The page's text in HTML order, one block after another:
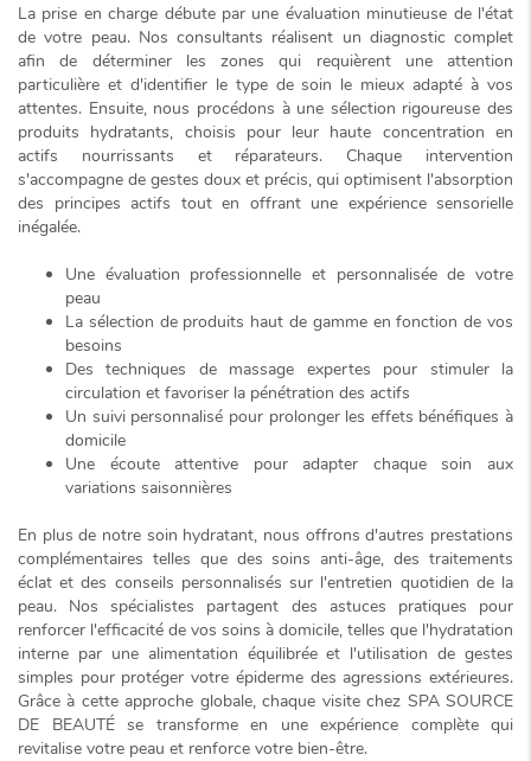
La prise en charge débute par une évaluation minutieuse de l'état
de votre peau. Nos consultants réalisent un diagnostic complet
afin de déterminer les zones qui requièrent une attention
particulière et d'identifier le type de soin le mieux adapté à vos
attentes. Ensuite, nous procédons à une sélection rigoureuse des
produits hydratants, choisis pour leur haute concentration en
actifs nourrissants et réparateurs. Chaque intervention
s'accompagne de gestes doux et précis, qui optimisent l'absorption
des principes actifs tout en offrant une expérience sensorielle
inégalée.
Une évaluation professionnelle et personnalisée de votre
peau
La sélection de produits haut de gamme en fonction de vos
besoins
Des techniques de massage expertes pour stimuler la
circulation et favoriser la pénétration des actifs
Un suivi personnalisé pour prolonger les effets bénéfiques à
domicile
Une écoute attentive pour adapter chaque soin aux
variations saisonnières
En plus de notre soin hydratant, nous offrons d'autres prestations
complémentaires telles que des soins anti-âge, des traitements
éclat et des conseils personnalisés sur l'entretien quotidien de la
peau. Nos spécialistes partagent des astuces pratiques pour
renforcer l'efficacité de vos soins à domicile, telles que l'hydratation
interne par une alimentation équilibrée et l'utilisation de gestes
simples pour protéger votre épiderme des agressions extérieures.
Grâce à cette approche globale, chaque visite chez SPA SOURCE
DE BEAUTÉ se transforme en une expérience complète qui
revitalise votre peau et renforce votre bien-être.